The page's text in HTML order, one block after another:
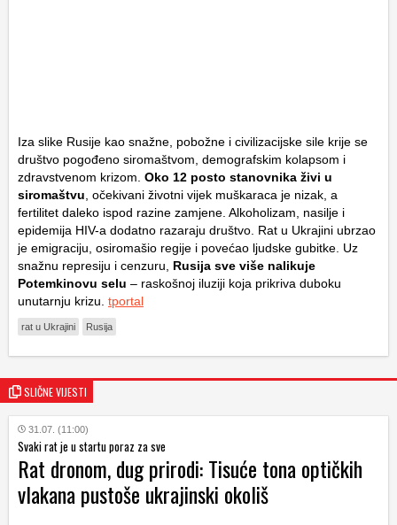
Iza slike Rusije kao snažne, pobožne i civilizacijske sile krije se
društvo pogođeno siromaštvom, demografskim kolapsom i
zdravstvenom krizom. Oko 12 posto stanovnika živi u
siromaštvu , očekivani životni vijek muškaraca je nizak, a
fertilitet daleko ispod razine zamjene. Alkoholizam, nasilje i
epidemija HIV-a dodatno razaraju društvo. Rat u Ukrajini ubrzao
je emigraciju, osiromašio regije i povećao ljudske gubitke. Uz
snažnu represiju i cenzuru, Rusija sve više nalikuje
Potemkinovu selu – raskošnoj iluziji koja prikriva duboku
unutarnju krizu. tportal
rat u Ukrajini Rusija
SLIČNE VIJESTI
31.07. (11:00)
Svaki rat je u startu poraz za sve
Rat dronom, dug prirodi: Tisuće tona optičkih
vlakana pustoše ukrajinski okoliš